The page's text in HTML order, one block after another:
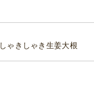
しゃきしゃき生姜大根